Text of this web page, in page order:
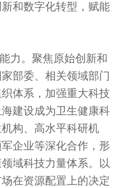
和数字化转型，赋能
力。聚焦原始创新和
部委、相关领域部门
体系，加强重大科技
建设成为卫生健康科
构、高水平科研机
企业等深化合作，形
域科技力量体系。以
在资源配置上的决定